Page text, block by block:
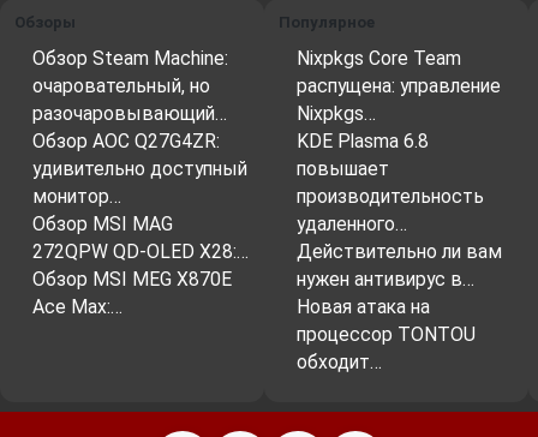
Обзоры
Обзор Steam Machine:
очаровательный, но
разочаровывающий…
Обзор AOC Q27G4ZR:
удивительно доступный
монитор…
Обзор MSI MAG
272QPW QD-OLED X28:…
Обзор MSI MEG X870E
Ace Max:…
Популярное
Nixpkgs Core Team
распущена: управление
Nixpkgs…
KDE Plasma 6.8
повышает
производительность
удаленного…
Действительно ли вам
нужен антивирус в…
Новая атака на
процессор TONTOU
обходит…